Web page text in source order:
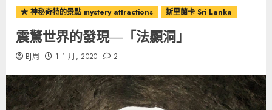
★ 神秘奇特的景點 mystery attractions 斯里蘭卡 Sri Lanka
震驚世界的發現—「法顯洞」
BJ周 1 1 月, 2020 2